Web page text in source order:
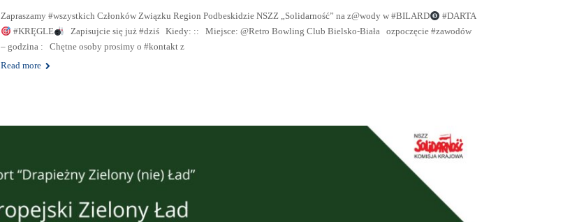
Zapraszamy #wszystkich Członków Związku Region Podbeskidzie NSZZ „Solidarność” na z@wody w #BILARD
#DARTA
#KRĘGLE
Zapisujcie się już #dziś Kiedy: :: Miejsce: @Retro Bowling Club Bielsko-Biała ozpoczęcie #zawodów
– godzina : Chętne osoby prosimy o #kontakt z
Read more